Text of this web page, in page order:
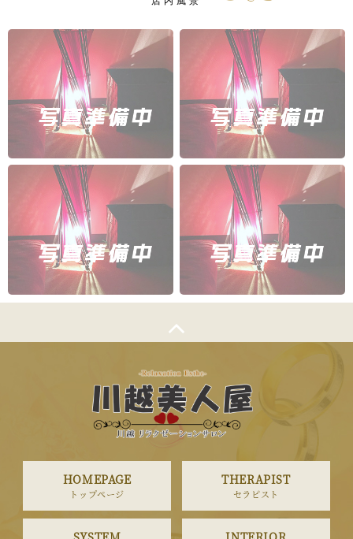
HOMEPAGE
トップページ
THERAPIST
セラピスト